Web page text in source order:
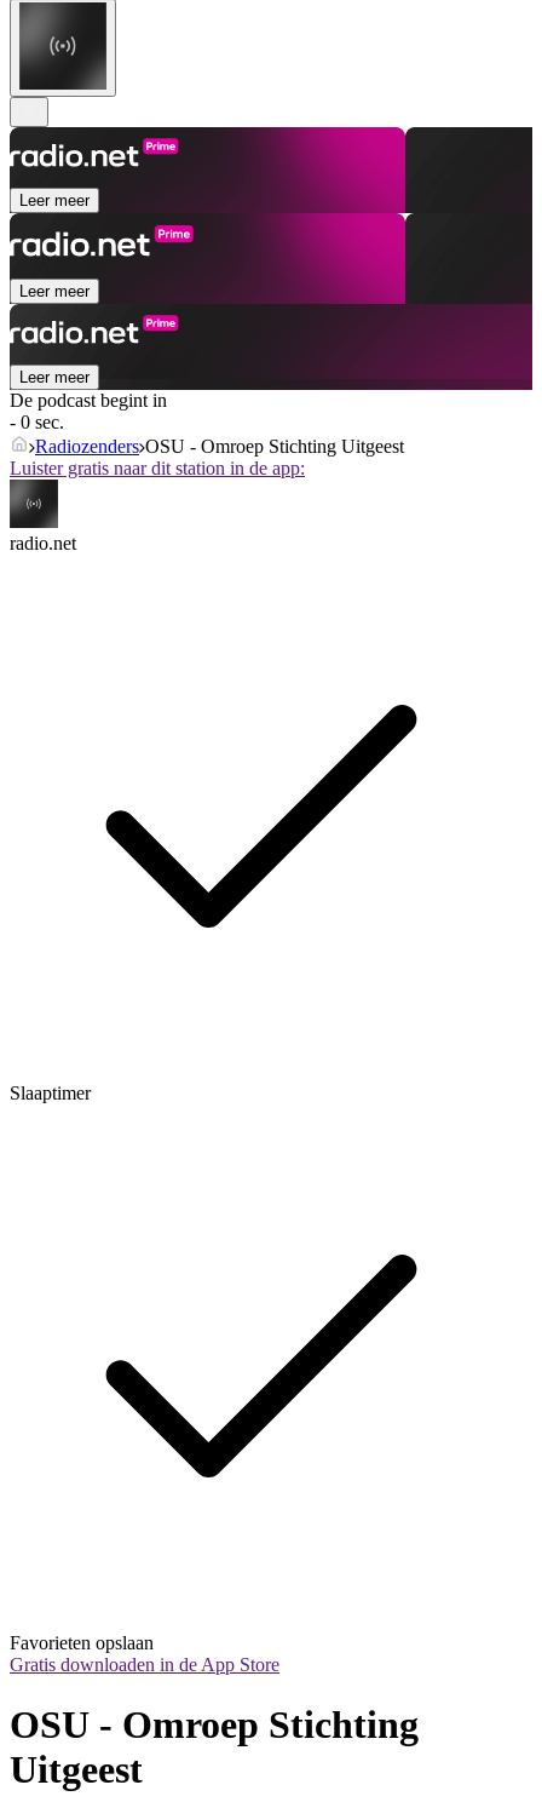
Leer meer
Leer meer
Leer meer
De podcast begint in
- 0 sec.
Radiozenders OSU - Omroep Stichting Uitgeest
Luister gratis naar dit station in de app:
radio.net
Slaaptimer
Favorieten opslaan
Gratis downloaden in de App Store
OSU - Omroep Stichting
Uitgeest